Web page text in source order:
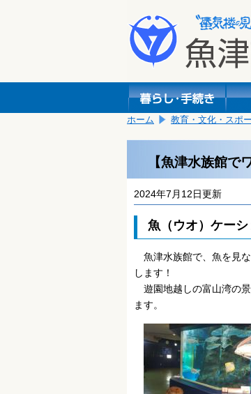
し
ホーム 教育・文化・スポ
【魚津水族館で
2024年7月12日更新
魚（ウオ）ケー
魚津水族館で、魚を見
します！
遊園地越しの富山湾の
ます。